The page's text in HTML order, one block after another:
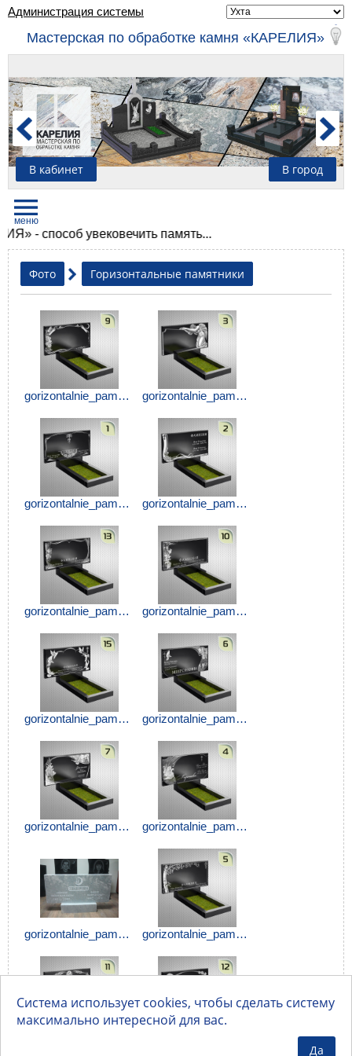
Администрация системы
Мастерская по обработке камня «КАРЕЛИЯ»
В кабинет В город
способ увековечить память...
Фото Горизонтальные памятники
gorizontalnie_pamyatniki_uhta (1).jpg gorizontalnie_pamyatniki_uhta (2).jpg
gorizontalnie_pamyatniki_uhta (3).jpg gorizontalnie_pamyatniki_uhta (4).jpg
gorizontalnie_pamyatniki_uhta (5).jpg gorizontalnie_pamyatniki_uhta (6).jpg
gorizontalnie_pamyatniki_uhta (7).jpg gorizontalnie_pamyatniki_uhta (8).jpg
gorizontalnie_pamyatniki_uhta (9).jpg gorizontalnie_pamyatniki_uhta (10).jpg
gorizontalnie_pamyatniki_uhta (11).jpg gorizontalnie_pamyatniki_uhta (12).jpg
Система использует cookies, чтобы сделать систему
максимально интересной для вас.
Да